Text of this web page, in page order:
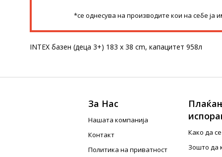
*се однесува на производите кои на себе
INTEX базен (деца 3+) 183 x 38 cm, капацитет 958л
За Нас
Нашата компанија
Контакт
Политика на приватност
Како да
Зошто да